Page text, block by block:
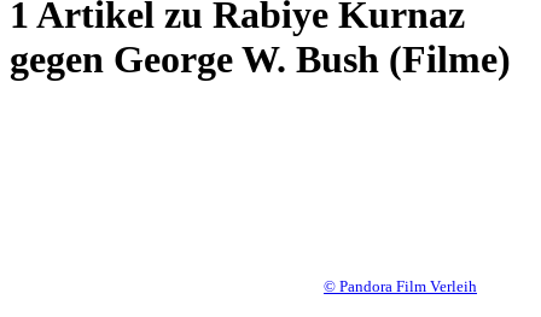
1 Artikel zu Rabiye Kurnaz
gegen George W. Bush (Filme)
© Pandora Film Verleih